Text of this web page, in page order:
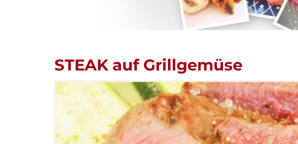
Drücken Sie Enter zum Suchen oder ESC zum Schließen.
STEAK auf Grillgemüse